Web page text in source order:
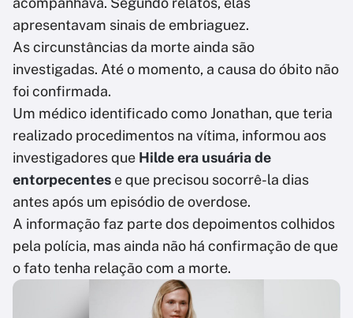
apresentavam sinais de embriaguez.
As circunstâncias da morte ainda são
investigadas. Até o momento, a causa do óbito não
foi confirmada.
Um médico identificado como Jonathan, que teria
realizado procedimentos na vítima, informou aos
investigadores que Hilde era usuária de
entorpecentes e que precisou socorrê-la dias
antes após um episódio de overdose.
A informação faz parte dos depoimentos colhidos
pela polícia, mas ainda não há confirmação de que
o fato tenha relação com a morte.